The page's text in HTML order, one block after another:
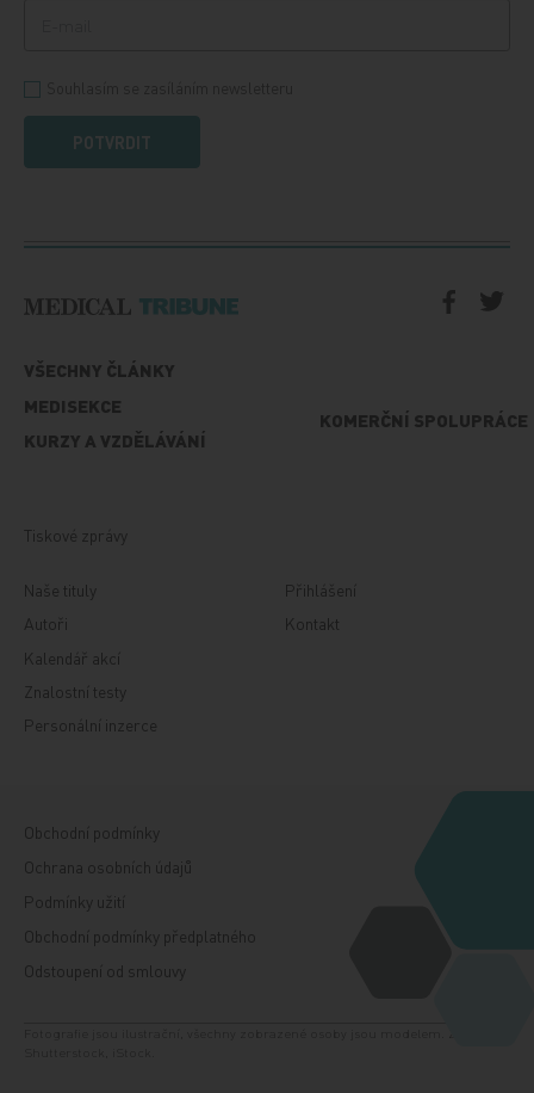
POTVRDIT
VŠECHNY ČLÁNKY
MEDISEKCE
KURZY A VZDĚLÁVÁNÍ
KOMERČNÍ SPOLUPRÁCE
Tiskové zprávy
Naše tituly
Autoři
Kalendář akcí
Znalostní testy
Personální inzerce
Přihlášení
Kontakt
Obchodní podmínky
Ochrana osobních údajů
Podmínky užití
Obchodní podmínky předplatného
Odstoupení od smlouvy